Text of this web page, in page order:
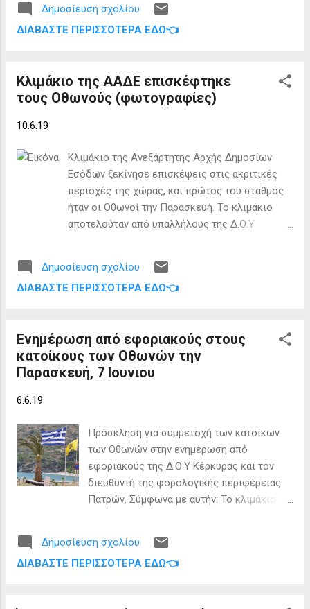
Ετήσιο Συνέδριο της Ρόδου ο Κυβερνήτης
κ. Ευστάθιος Κεφαλλίδης, αφού εξήρε το
Ελλάδας και πρώτο...
Δημοσίευση σχολίου
ΔΙΑΒΆΣΤΕ ΠΕΡΙΣΣΌΤΕΡΑ ΕΔΏ👈
Κλιμάκιο της ΑΑΔΕ επισκέφτηκε
τους Οθωνούς (φωτογραφίες)
10.6.19
Κλιμάκιο της Ανεξάρτητης Αρχής Δημοσίων
Εσόδων ξεκίνησε επισκέψεις στις ακριτικές
περιοχές της χώρας, και πρώτος του σταθμός
ήταν οι Οθωνοί την Παρασκευή. Το κλιμάκιο
αποτελούταν από υπαλλήλους της Δ.Ο.Υ
προβλήματα των τοπικών κοινωνιών στις
φορολογικές συναλλαγές τους. Οι
εφοριακούς τις απορίες τους σχετικά την
υποβολή των δηλώσεων και τη χρήση των
εφαρμογών του TAXIS. Η θεματολογία της
(ρυθμίσεις) – Έσοδα (φορολ.ενημερότητες) –
Αυτοκινήτων (κατάθεση πινακίδων) και το
κλιμάκιο θα απαντήσει σε σχετικές ερωτήσεις
των πολιτών. Γ) Εισόδημα (υποβολή φορ.
Δηλώσεων,φορολογικοί κάτοικοι εξωτερικού,
βραχυχρόνιες μισθώσεις,Ε9,ΕΝΦΙΑ,Προληπτικοί
πρωτίστως η ενημέρωση για την εξυπηρέτηση
των π...
Δημοσίευση σχολίου
ΔΙΑΒΆΣΤΕ ΠΕΡΙΣΣΌΤΕΡΑ ΕΔΏ👈
Ενημέρωση από εφοριακούς στους
κατοίκους των Οθωνών την
Παρασκευή, 7 Ιουνιου
6.6.19
Πρόσκληση για συμμετοχή των κατοίκων
των Οθωνών στην ενημέρωση από
εφοριακούς της Δ.Ο.Υ Κέρκυρας και τον
διευθυντή της φορολογικής περιφέρειας
Πατρών. Σύμφωνα με αυτήν: Το κλιμάκιο
αποτελείται από υπαλλήλους της Δ.Ο.Υ
Κέρκυρας και έχει σκοπό να ακούσει και να
Δημοσίευση σχολίου
ΔΙΑΒΆΣΤΕ ΠΕΡΙΣΣΌΤΕΡΑ ΕΔΏ👈